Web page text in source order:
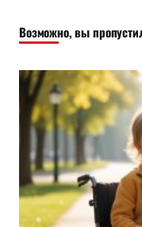
Возможно, вы